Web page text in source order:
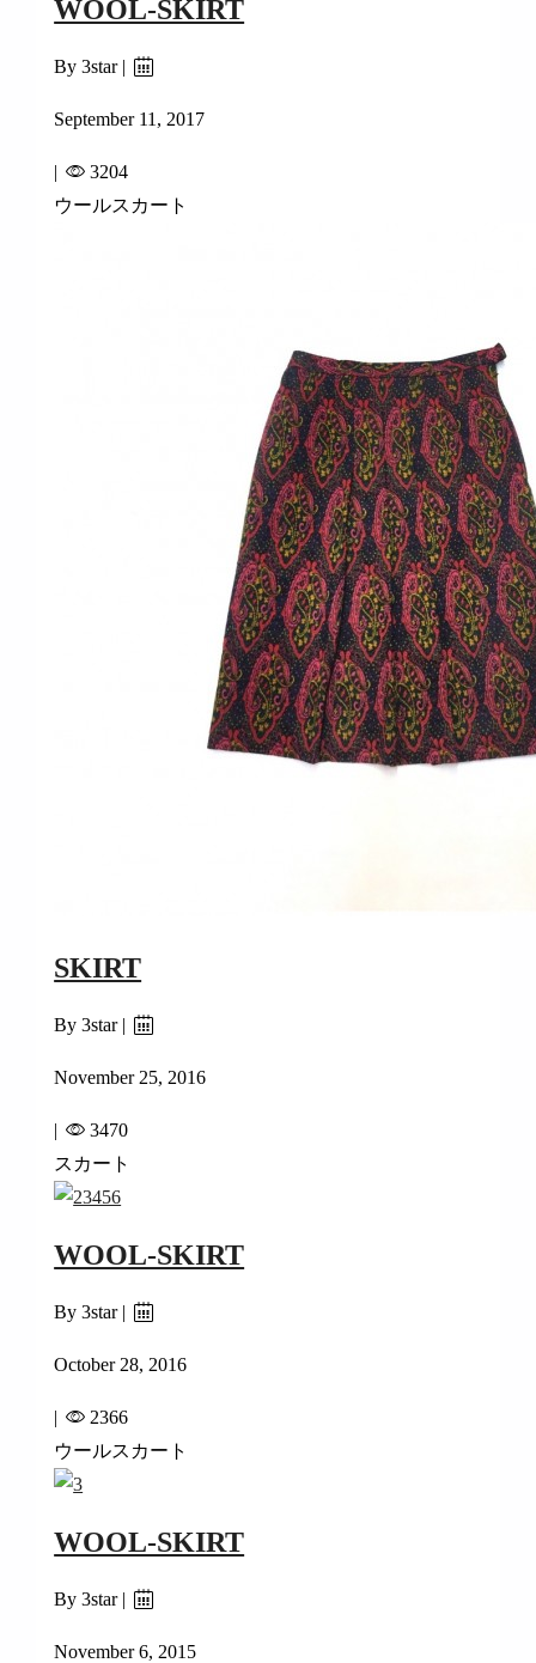
WOOL-SKIRT
By 3star |
September 11, 2017
|
3204
ウールスカート
SKIRT
By 3star |
November 25, 2016
|
3470
スカート
WOOL-SKIRT
By 3star |
October 28, 2016
|
2366
ウールスカート
WOOL-SKIRT
By 3star |
November 6, 2015